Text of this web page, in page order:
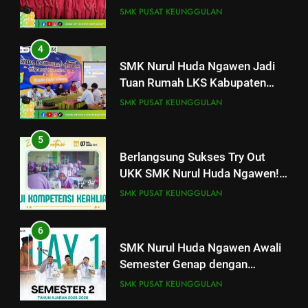
3
2026
SMK PUSAT KEUNGGULAN
4
Technology
SMK PUSAT KEUNGGULAN
5
2026
SMK PUSAT KEUNGGULAN
Sepeda Motor Kabupaten Blora
SMK PUSAT KEUNGGULAN
4
SMK Nurul Huda Ngawen Jadi
Tuan Rumah LKS Kabupaten
Blora Bidang Graphic Design
SMK PUSAT KEUNGGULAN
5
Berlangsung Sukses Try Out
UKK SMK Nurul Huda Ngawen!
Siswa Siap Hadapi UKK Januari
SMK PUSAT KEUNGGULAN
6
SMK Nurul Huda Ngawen Awali
Semester Genap dengan
Semangat dan Prestasi Baru
SMK PUSAT KEUNGGULAN